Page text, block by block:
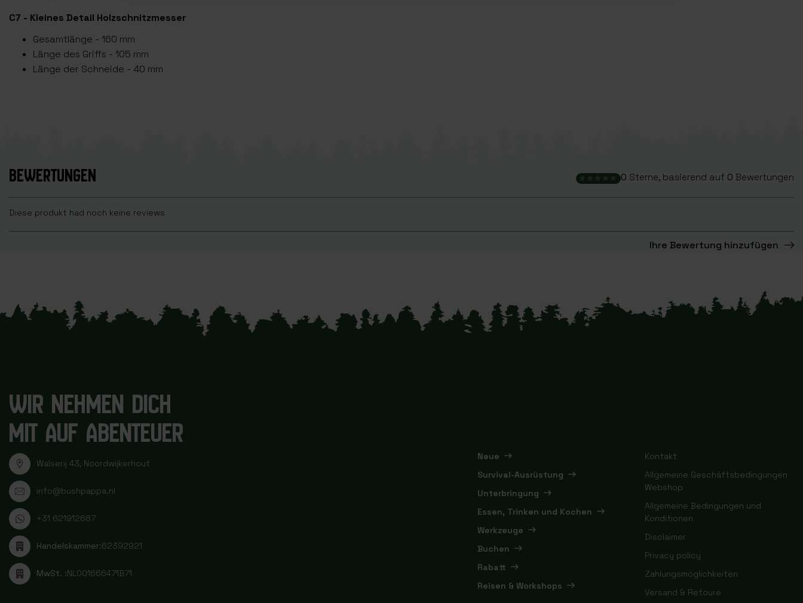
C7 - Kleines Detail Holzschnitzmesser
Gesamtlänge - 160 mm
Länge des Griffs - 105 mm
Länge der Schneide - 40 mm
BEWERTUNGEN 0 Sterne, basierend auf 0 Bewertungen
Diese produkt had noch keine reviews
Ihre Bewertung hinzufügen
WIR NEHMEN DICH
MIT AUF ABENTEUER
Walserij 43, Noordwijkerhout
info@bushpappa.nl
+31 621912687
Handelskammer:62392921
MwSt. :NL001666471B71
Neue
Survival-Ausrüstung
Unterbringung
Essen, Trinken und Kochen
Werkzeuge
Buchen
Rabatt
Reisen & Workshops
Kontakt
Allgemeine Geschäftsbedingungen
Webshop
Allgemeine Bedingungen und
Konditionen
Disclaimer
Privacy policy
Zahlungsmöglichkeiten
Versand & Retoure